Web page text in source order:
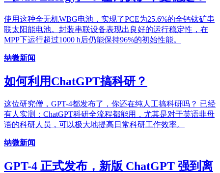
使用这种全无机WBG电池，实现了PCE为25.6%的全钙钛矿串
联太阳能电池。封装串联设备表现出良好的运行稳定性，在
MPP下运行超过1000 h后仍能保持96%的初始性能。
纳微新闻
如何利用ChatGPT搞科研？
这位研究僧，GPT-4都发布了，你还在纯人工搞科研吗？ 已经
有人实测：ChatGPT科研全流程都能用，尤其是对于英语非母
语的科研人员，可以极大地提高日常科研工作效率。
纳微新闻
GPT-4 正式发布，新版 ChatGPT 强到离